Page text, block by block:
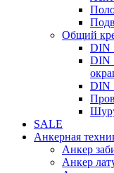
Общий
DIN
DIN
DIN
SALE
Анкерная
Анкер
Анкер